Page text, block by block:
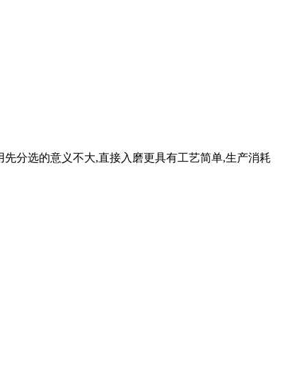
分选的意义不大,直接入磨更具有工艺简单,生产消耗